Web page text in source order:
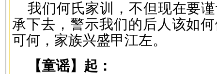
我们何氏家训，不但现在要
承下去，警示我们的后人该如
可何，家族兴盛甲江左。
【童谣】起：